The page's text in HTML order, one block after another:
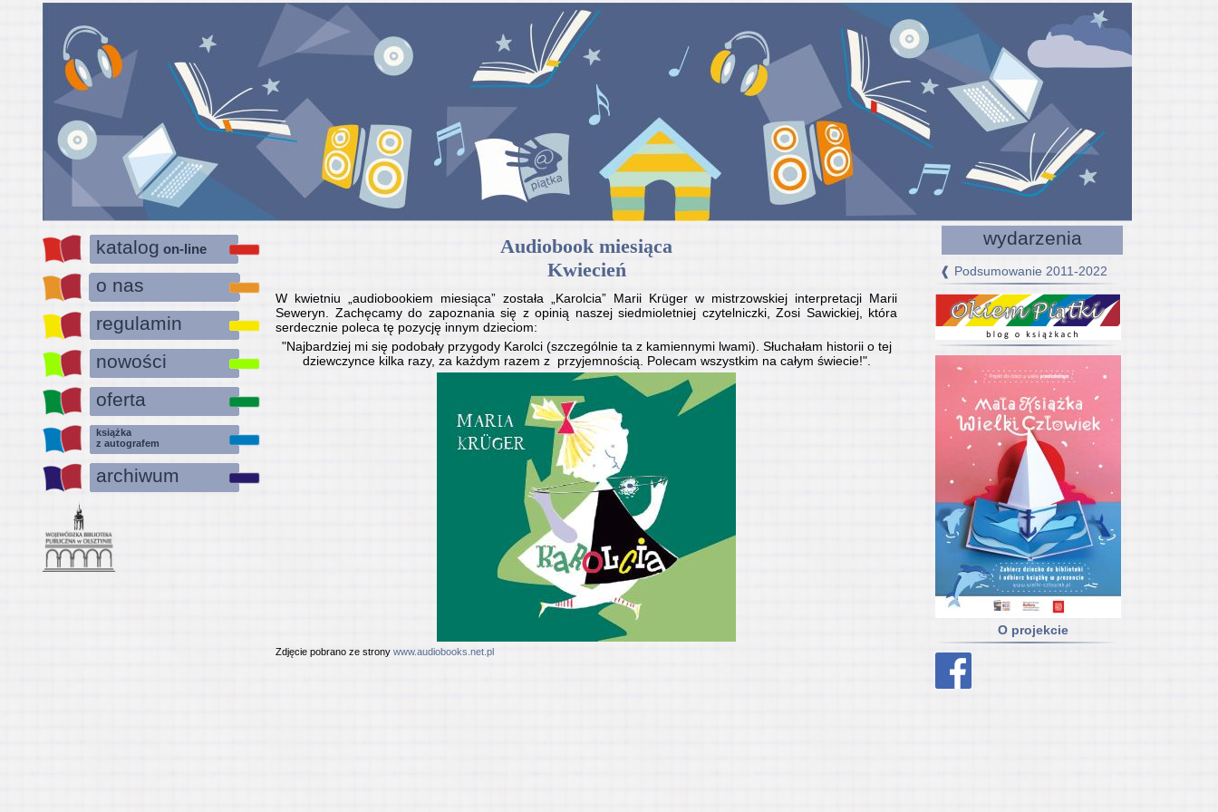
katalog on-line
o nas
regulamin
nowości
oferta
książka
z autografem
archiwum
Audiobook miesiąca
Kwiecień
W kwietniu „audiobookiem miesiąca” została „Karolcia” Marii Krüger w mistrzowskiej interpretacji Marii
Seweryn. Zachęcamy do zapoznania się z opinią naszej siedmioletniej czytelniczki, Zosi Sawickiej, która
serdecznie poleca tę pozycję innym dzieciom:
"Najbardziej mi się podobały przygody Karolci (szczególnie ta z kamiennymi lwami). Słuchałam historii o tej
dziewczynce kilka razy, za każdym razem z przyjemnością. Polecam wszystkim na całym świecie!".
Zdjęcie pobrano ze strony www.audiobooks.net.pl
wydarzenia
❰ Podsumowanie 2011-2022
O projekcie